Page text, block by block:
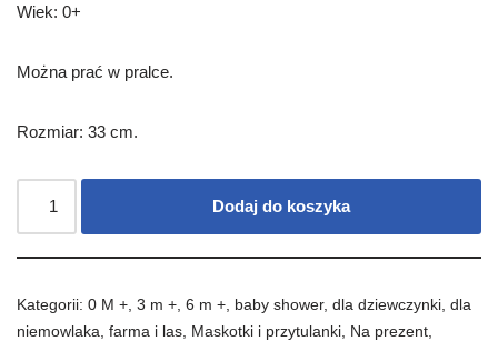
Wiek: 0+
Można prać w pralce.
Rozmiar: 33 cm.
Dodaj do koszyka
Kategorii: 0 M + 3 m + 6 m + baby shower, dla dziewczynki dla
niemowlaka farma i las Maskotki i przytulanki Na prezent